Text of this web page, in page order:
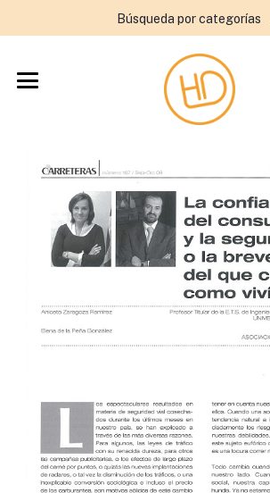
Búsqueda por categorías